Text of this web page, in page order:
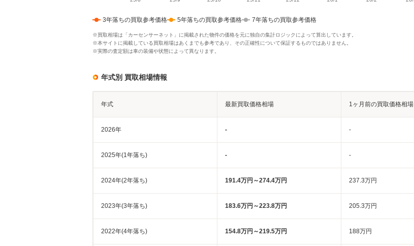
3年落ちの買取参考価格 5年落ちの買取参考価格 7年落ちの買取参考価格
※買取相場は「カーセンサーネット」に掲載された物件の価格を元に独自の集計ロジックによって算出しています。
※本サイトに掲載している買取相場はあくまでも参考であり、その正確性について保証するものではありません。
※実際の査定額は車の装備や状態によって異なります。
年式別 買取相場情報
年式 最新買取価格相場 1ヶ月前の買取価格相場
2026年 - -
2025年(1年落ち) - -
2024年(2年落ち) 191.4万円～274.4万円 237.3万円
2023年(3年落ち) 183.6万円～223.8万円 205.3万円
2022年(4年落ち) 154.8万円～219.5万円 188万円